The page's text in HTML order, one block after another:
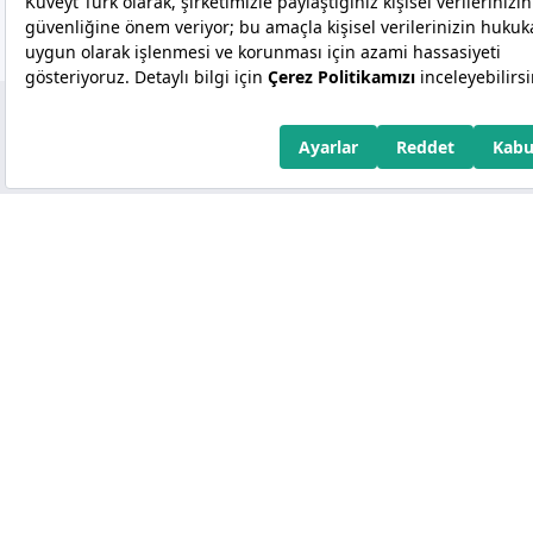
Copyright 2026 Kuveyt Türk Katılım Bankası A.Ş.